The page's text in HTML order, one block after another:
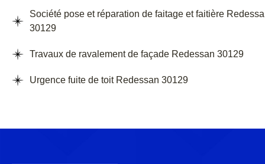
Société pose et réparation de faitage et faitière
30129
Travaux de ravalement de façade Redessan 30129
Urgence fuite de toit Redessan 30129